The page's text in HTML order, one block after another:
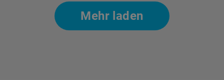
Seitennummerierung
Mehr laden